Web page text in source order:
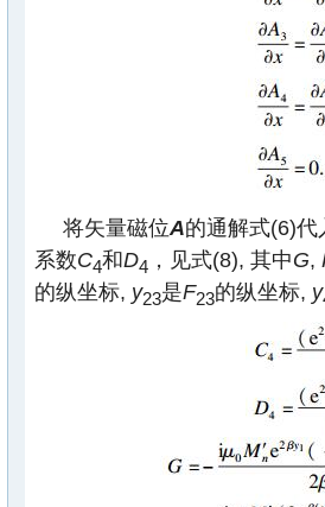
将矢量磁位A的通解式(6)
系数C4和D4 ，见式(8), 其中G,
的纵坐标, y23是F23的纵坐标, y